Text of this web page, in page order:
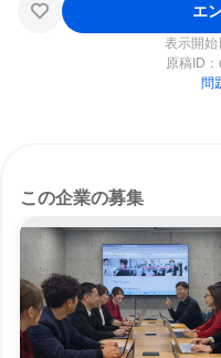
エ
表示開始
原稿ID：
問
この企業の募集